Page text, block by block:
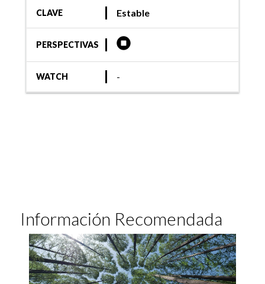
CLAVE Estable
PERSPECTIVAS
WATCH -
Información Recomendada